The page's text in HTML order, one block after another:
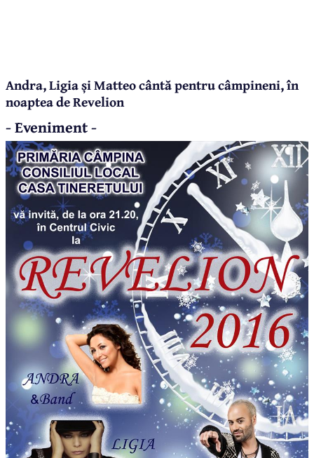
Andra, Ligia și Matteo cântă pentru câmpineni, în
noaptea de Revelion
- Eveniment -